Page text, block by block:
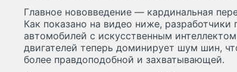
Главное нововведение — кардинальная
Как показано на видео ниже,
автомобилей с искусственным
двигателей теперь доминирует шум шин,
более правдоподобной и захватывающей.